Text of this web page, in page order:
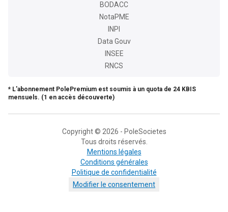
BODACC
NotaPME
INPI
Data Gouv
INSEE
RNCS
* L'abonnement PolePremium est soumis à un quota de 24 KBIS
mensuels. (1 en accès découverte)
Copyright © 2026 - PoleSocietes
Tous droits réservés.
Mentions légales
Conditions générales
Politique de confidentialité
Modifier le consentement